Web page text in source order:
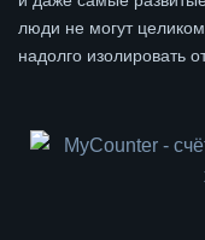
люди не могут
надолго изолировать